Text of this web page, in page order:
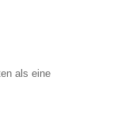
als eine